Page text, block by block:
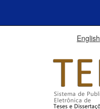
English